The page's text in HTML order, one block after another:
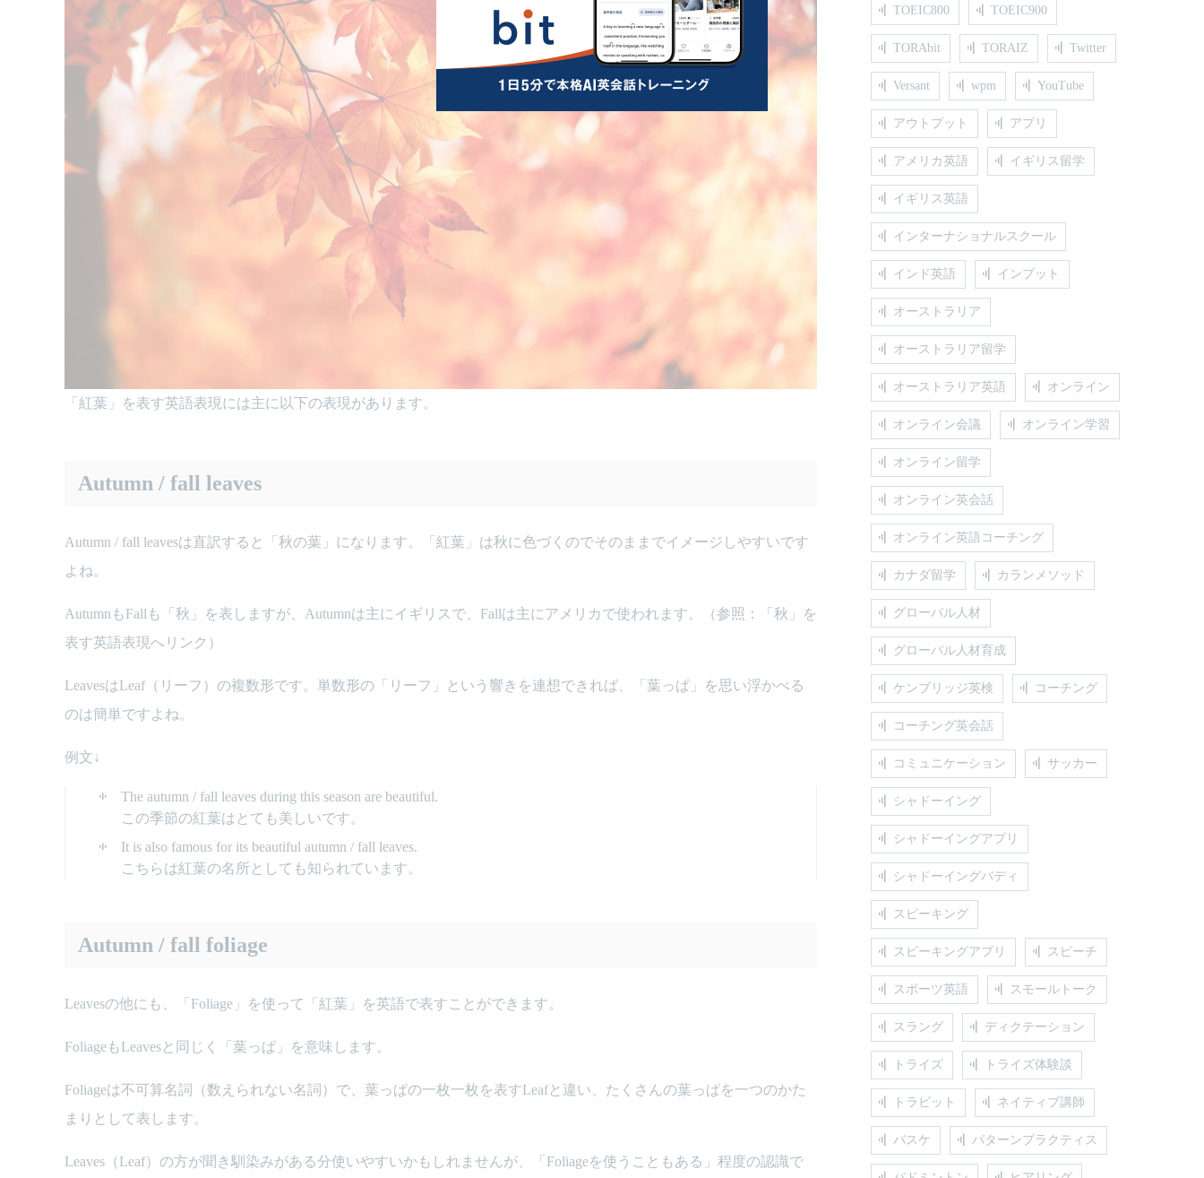
「紅葉」を表す英語表現には主に以下の表現があります。
Autumn / fall leaves
Autumn / fall leavesは直訳すると「秋の葉」になります。「紅葉」は秋に色づくのでそのままでイメージしやすいです
よね。
AutumnもFallも「秋」を表しますが、Autumnは主にイギリスで、Fallは主にアメリカで使われます。（参照：「秋」を
表す英語表現へリンク）
LeavesはLeaf（リーフ）の複数形です。単数形の「リーフ」という響きを連想できれば、「葉っぱ」を思い浮かべる
のは簡単ですよね。
例文↓
The autumn / fall leaves during this season are beautiful.
この季節の紅葉はとても美しいです。
It is also famous for its beautiful autumn / fall leaves.
こちらは紅葉の名所としても知られています。
Autumn / fall foliage
Leavesの他にも、「Foliage」を使って「紅葉」を英語で表すことができます。
FoliageもLeavesと同じく「葉っぱ」を意味します。
Foliageは不可算名詞（数えられない名詞）で、葉っぱの一枚一枚を表すLeafと違い、たくさんの葉っぱを一つのかた
まりとして表します。
Leaves（Leaf）の方が聞き馴染みがある分使いやすいかもしれませんが、「Foliageを使うこともある」程度の認識で
TOEIC800 TOEIC900
TORAbit TORAIZ Twitter
Versant wpm YouTube
アウトプット アプリ
アメリカ英語 イギリス留学
イギリス英語
インターナショナルスクール
インド英語 インプット
オーストラリア
オーストラリア留学
オーストラリア英語 オンライン
オンライン会議 オンライン学習
オンライン留学
オンライン英会話
オンライン英語コーチング
カナダ留学 カランメソッド
グローバル人材
グローバル人材育成
ケンブリッジ英検 コーチング
コーチング英会話
コミュニケーション サッカー
シャドーイング
シャドーイングアプリ
シャドーイングバディ
スピーキング
スピーキングアプリ スピーチ
スポーツ英語 スモールトーク
スラング ディクテーション
トライズ トライズ体験談
トラビット ネイティブ講師
バスケ パターンプラクティス